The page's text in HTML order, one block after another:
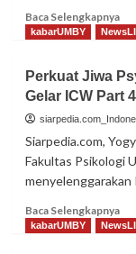
Baca SelengkapnyaRead
kabarUMBY
Perkuat Jiwa
Gelar ICW Part 4
Siarpedia.com,
Fakultas Psikologi
menyelenggarakan
Baca SelengkapnyaRead
kabarUMBY